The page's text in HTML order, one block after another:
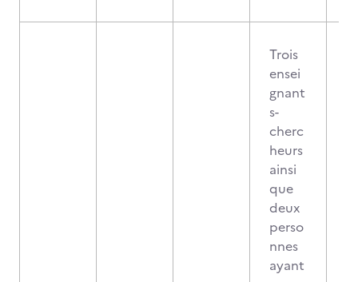
Trois
ensei
gnant
s-
cherc
heurs
ainsi
que
deux
perso
nnes
ayant